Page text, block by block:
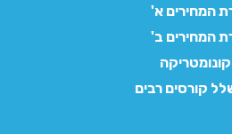
המחירים א'
המחירים ב'
קורסים רבים